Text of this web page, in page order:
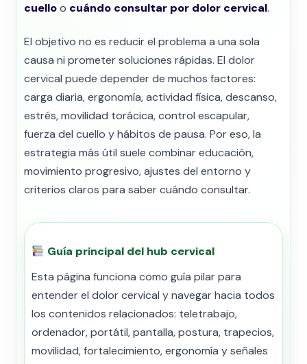
cuelloo cuándo consultar por dolor cervical.
El objetivo no es reducir el problema a una sola
causa ni prometer soluciones rápidas. El dolor
cervical puede depender de muchos factores:
carga diaria, ergonomía, actividad física, descanso,
estrés, movilidad torácica, control escapular,
fuerza del cuello y hábitos de pausa. Por eso, la
estrategia más útil suele combinar educación,
movimiento progresivo, ajustes del entorno y
criterios claros para saber cuándo consultar.
Guía principal del hub cervical
Esta página funciona como guía pilar para
entender el dolor cervical y navegar hacia todos
los contenidos relacionados: teletrabajo,
ordenador, portátil, pantalla, postura, trapecios,
movilidad, fortalecimiento, ergonomía y señales